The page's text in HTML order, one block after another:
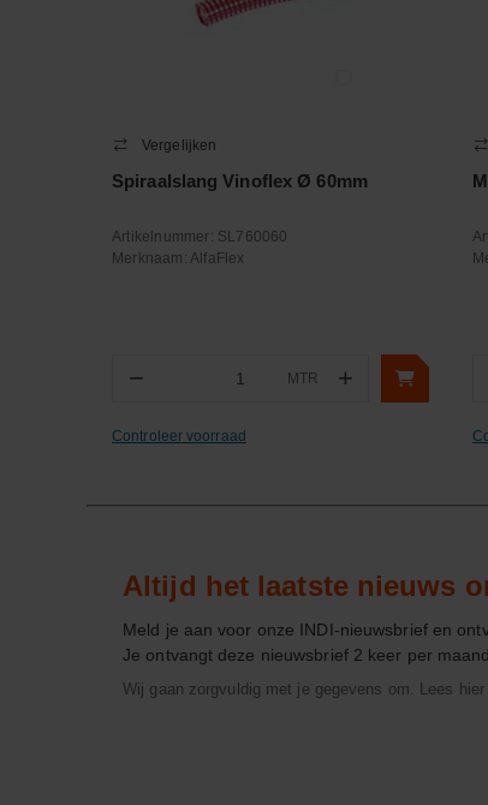
Vergelijken
Spiraalslang Vinoflex Ø 60mm
Artikelnummer: SL760060
Merknaam: AlfaFlex
− MTR +
Controleer voorraad
Altijd het laatste nieuws
Meld je aan voor onze INDI-nieuwsbrief en
Je ontvangt deze nieuwsbrief 2 keer per maand.
Wij gaan zorgvuldig met je gegevens om. Lees hier